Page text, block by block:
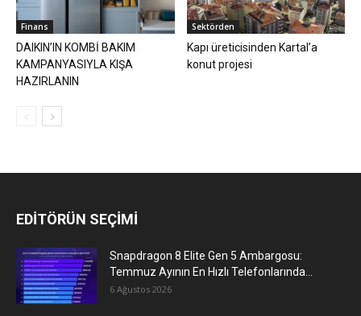
Finans
DAIKIN’IN KOMBİ BAKIM
KAMPANYASIYLA KIŞA
HAZIRLANIN
Sektörden
Kapı üreticisinden Kartal’a
konut projesi
EDİTÖRÜN SEÇİMİ
Snapdragon 8 Elite Gen 5 Ambargosu:
Temmuz Ayının En Hızlı Telefonlarında...
6 Ağustos 2026